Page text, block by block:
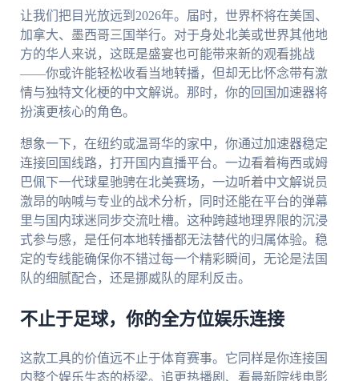
让我们把目光放远到2026年。届时，世界杯将在美国、
加拿大、墨西哥三国举行。对于身处北美或世界其他地
方的华人来说，这既是盛宴也可能带来新的观看挑战
——你或许能轻松收看当地转播，但却无比怀念带有激
情与独特文化梗的中文解说。那时，你的回国加速器将
扮演更核心的角色。
想象一下，在纽约或温哥华的家中，你通过加速器稳定
连接回国线路，打开国内直播平台。一边看着梅西或姆
巴佩下一代球星驰骋在北美赛场，一边听着中文解说员
激昂的呐喊与专业的战术分析，同时还能在平台的弹幕
里与国内球迷同步交流吐槽。这种跨越地理界限的沉浸
式参与感，是任何本地转播都无法替代的归属体验。稳
定的专线能确保你不错过每一个精彩瞬间，无论是法国
队的细腻配合，还是挪威队的犀利反击。
不止于足球，你的全方位娱乐连接
这款工具的价值远不止于体育赛事。它同样是你连接国
内整个娱乐生态的桥梁。追更热播剧、看最新院线电影